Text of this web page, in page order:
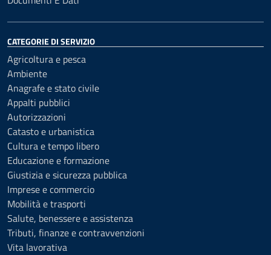
CATEGORIE DI SERVIZIO
Agricoltura e pesca
Ambiente
Anagrafe e stato civile
Appalti pubblici
Autorizzazioni
Catasto e urbanistica
Cultura e tempo libero
Educazione e formazione
Giustizia e sicurezza pubblica
Imprese e commercio
Mobilità e trasporti
Salute, benessere e assistenza
Tributi, finanze e contravvenzioni
Vita lavorativa